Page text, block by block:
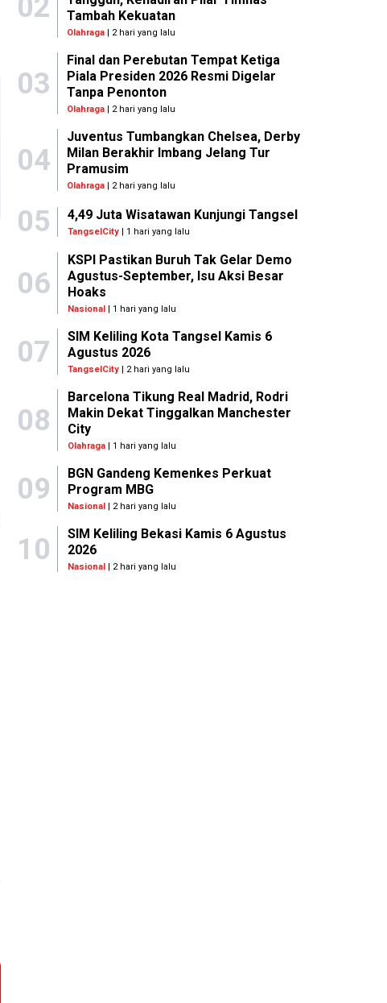
02
Tambah Kekuatan
Olahraga | 2 hari yang lalu
03
Final dan Perebutan Tempat Ketiga
Piala Presiden 2026 Resmi Digelar
Tanpa Penonton
Olahraga | 2 hari yang lalu
04
Juventus Tumbangkan Chelsea, Derby
Milan Berakhir Imbang Jelang Tur
Pramusim
Olahraga | 2 hari yang lalu
05 4,49 Juta Wisatawan Kunjungi Tangsel
TangselCity | 1 hari yang lalu
06
KSPI Pastikan Buruh Tak Gelar Demo
Agustus-September, Isu Aksi Besar
Hoaks
Nasional | 1 hari yang lalu
07
SIM Keliling Kota Tangsel Kamis 6
Agustus 2026
TangselCity| 2 hari yang lalu
08
Barcelona Tikung Real Madrid, Rodri
Makin Dekat Tinggalkan Manchester
City
Olahraga| 1 hari yang lalu
09
BGN Gandeng Kemenkes Perkuat
Program MBG
Nasional | 2 hari yang lalu
10
SIM Keliling Bekasi Kamis 6 Agustus
2026
Nasional | 2 hari yang lalu